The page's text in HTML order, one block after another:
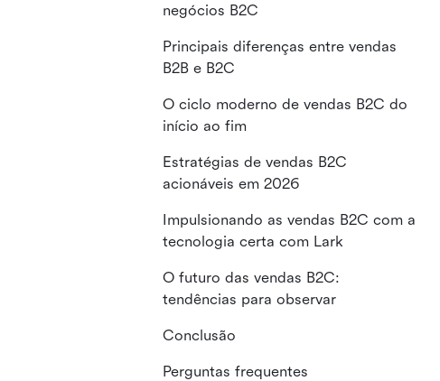
negócios B2C
Principais diferenças entre vendas
B2B e B2C
O ciclo moderno de vendas B2C do
início ao fim
Estratégias de vendas B2C
acionáveis em 2026
Impulsionando as vendas B2C com a
tecnologia certa com Lark
O futuro das vendas B2C:
tendências para observar
Conclusão
Perguntas frequentes